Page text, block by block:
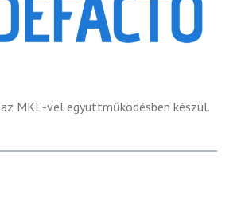
az MKE-vel együttműködésben készül.